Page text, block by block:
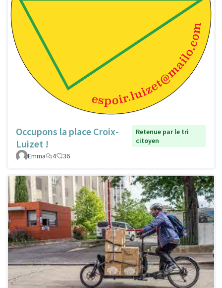
Occupons la place Croix-
Luizet !
Retenue par le tri
citoyen
Emma
4 36